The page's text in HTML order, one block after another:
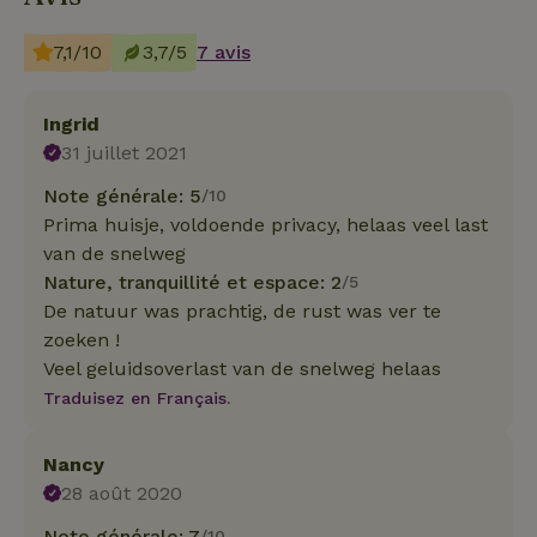
7,1/10 3,7/5 7 avis
Ingrid
31 juillet 2021
Note générale: 5/10
Prima huisje, voldoende privacy, helaas veel last
van de snelweg
Nature, tranquillité et espace: 2/5
De natuur was prachtig, de rust was ver te
zoeken !
Veel geluidsoverlast van de snelweg helaas
Traduisez en Français.
Nancy
28 août 2020